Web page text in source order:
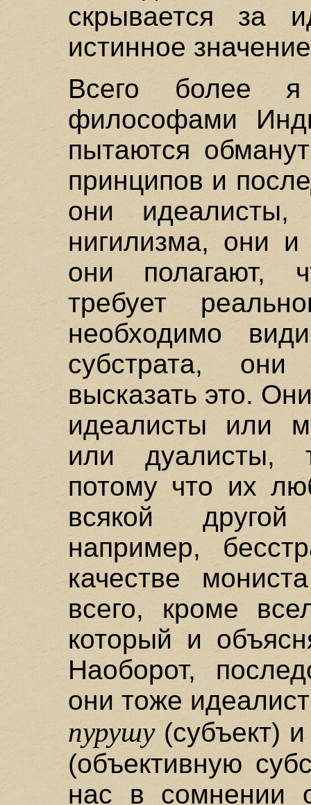
скрывается за
истинное
Всего более я
философами
пытаются
принципов и
они
нигилизма, они
они полагают,
требует
необходимо
субстрата,
высказать это.
идеалисты или
или дуалисты,
потому что их
всякой
например,
качестве
всего, кроме
который и
Наоборот,
они тоже
пурушу(субъект)
(объективную
нас в сомнении